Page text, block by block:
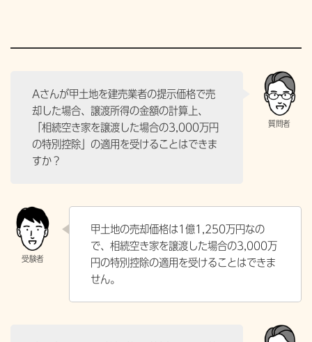
Aさんが甲土地を建売業者の提示価格で売
却した場合、譲渡所得の金額の計算上、
「相続空き家を譲渡した場合の3,000万円
の特別控除」の適用を受けることはできま
すか？
甲土地の売却価格は1億1,250万円なの
で、相続空き家を譲渡した場合の3,000万
円の特別控除の適用を受けることはできま
せん。